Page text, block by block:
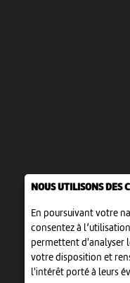
NOUS UTILISONS DES
En poursuivant votre
consentez à
permettent d'analyser
votre disposition et
l'intérêt porté à leurs